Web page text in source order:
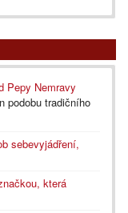
Pepy Nemravy
podobu tradičního
sebevyjádření,
která